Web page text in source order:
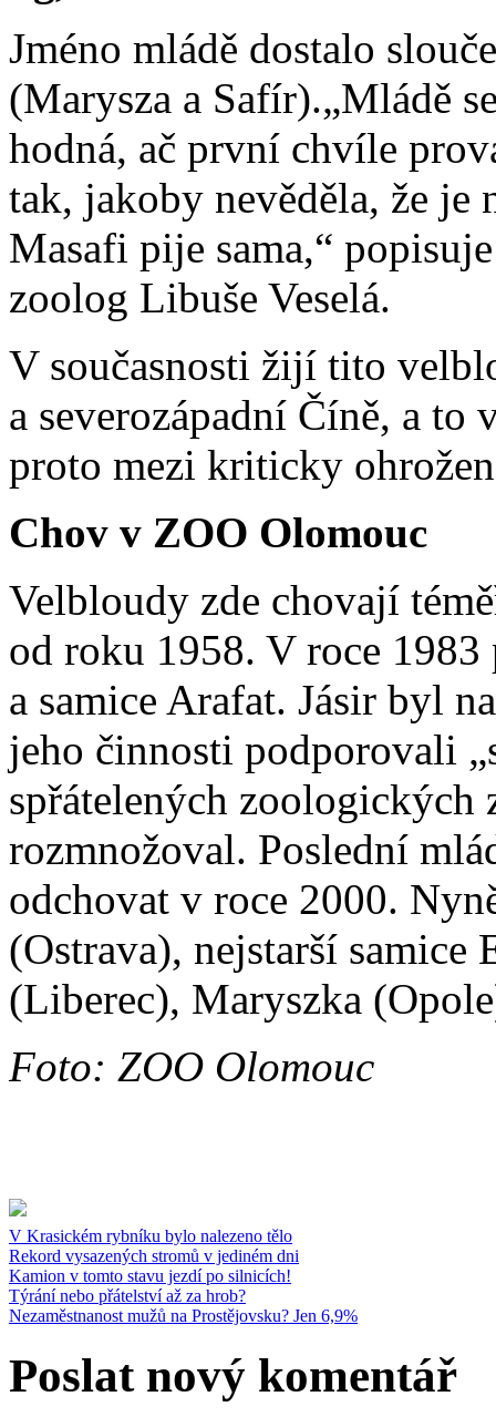
Jméno mládě dostalo
(Marysza a Safír).„Mládě
hodná, ač první chvíle
tak, jakoby nevěděla, že je
Masafi pije sama,“
zoolog Libuše Veselá.
V současnosti žijí tito
a severozápadní Číně, a to
proto mezi kriticky
Chov v ZOO Olomouc
Velbloudy zde chovají
od roku 1958. V roce 1983
a samice Arafat. Jásir byl
jeho činnosti podporovali
spřátelených zoologických
rozmnožoval. Poslední
odchovat v roce 2000.
(Ostrava), nejstarší samice
(Liberec), Maryszka
Foto: ZOO Olomouc
V Krasickém rybníku bylo nalezeno tělo
Rekord vysazených stromů v jediném dni
Kamion v tomto stavu jezdí po silnicích!
Týrání nebo přátelství až za hrob?
Nezaměstnanost mužů na Prostějovsku? Jen 6,9%
Poslat nový komentář